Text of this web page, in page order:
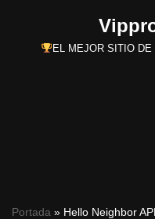
EL MEJOR SITIO
Portada » Hello Neighbor